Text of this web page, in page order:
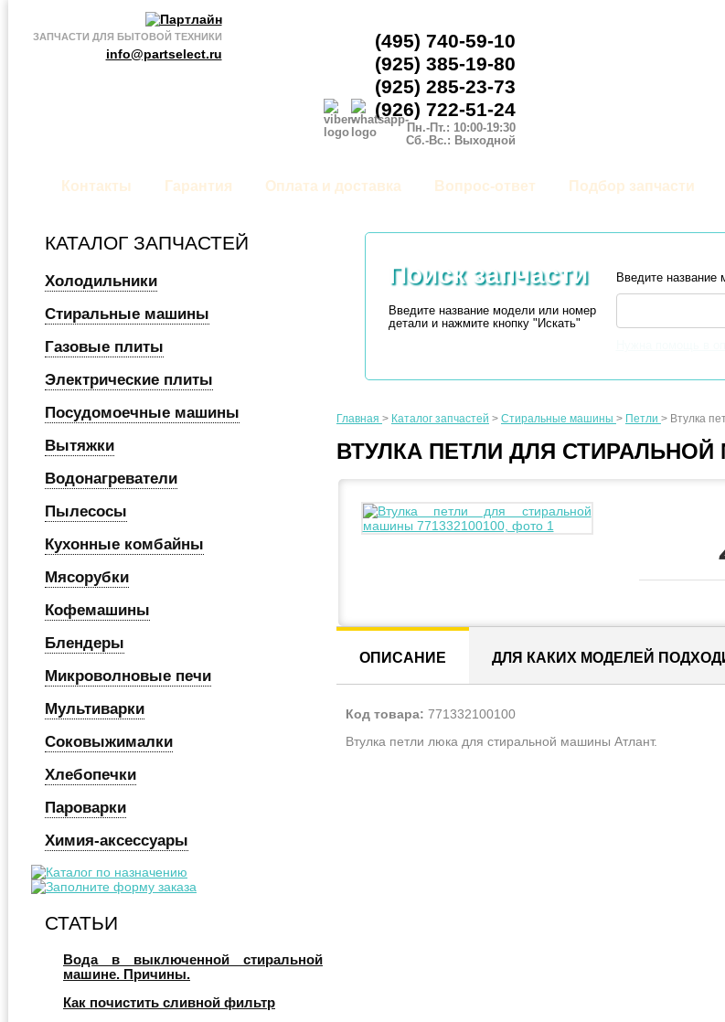
ЗАПЧАСТИ ДЛЯ БЫТОВОЙ ТЕХНИКИ
info@partselect.ru
(495) 740-59-10
(925) 385-19-80
(925) 285-23-73
(926) 722-51-24
Пн.-Пт.: 10:00-19:30
Сб.-Вс.: Выходной
Контакты Гарантия Оплата и доставка Вопрос-ответ Подбор запчасти
КАТАЛОГ ЗАПЧАСТЕЙ
Холодильники
Стиральные машины
Газовые плиты
Электрические плиты
Посудомоечные машины
Вытяжки
Водонагреватели
Пылесосы
Кухонные комбайны
Мясорубки
Кофемашины
Блендеры
Микроволновые печи
Мультиварки
Соковыжималки
Хлебопечки
Пароварки
Химия-аксессуары
СТАТЬИ
Вода в выключенной стиральной
машине. Причины.
Как почистить сливной фильтр
Поиск запчасти
Введите название модели или номер
детали и нажмите кнопку "Искать"
Введите название
Главная > Каталог запчастей > Стиральные машины > Петли > Втулка
ВТУЛКА ПЕТЛИ ДЛЯ
ОПИСАНИЕ ДЛЯ КАКИХ МОДЕЛЕЙ
Код товара: 771332100100
Втулка петли люка для стиральной машины Атлант.